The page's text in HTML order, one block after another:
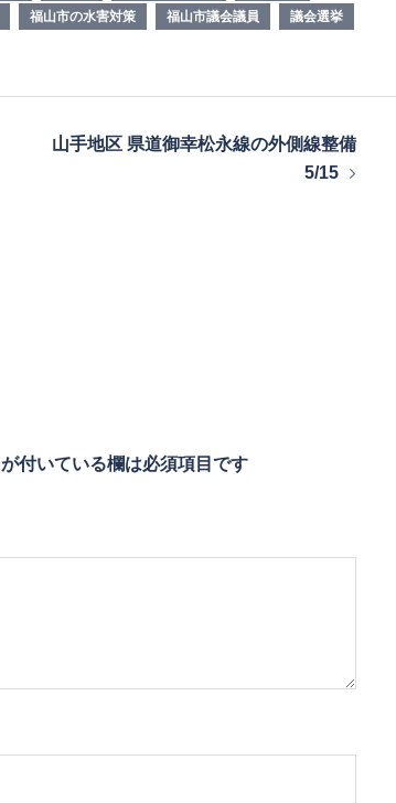
福山市の水害対策 福山市議会議員 議会選挙
山手地区 県道御幸松永線の外側線整備
5/15
が付いている欄は必須項目です